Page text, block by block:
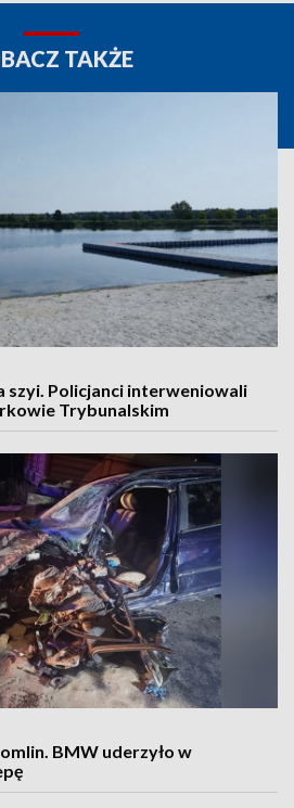
TAKŻE
szyi. Policjanci interweniowali
Trybunalskim
BMW uderzyło w